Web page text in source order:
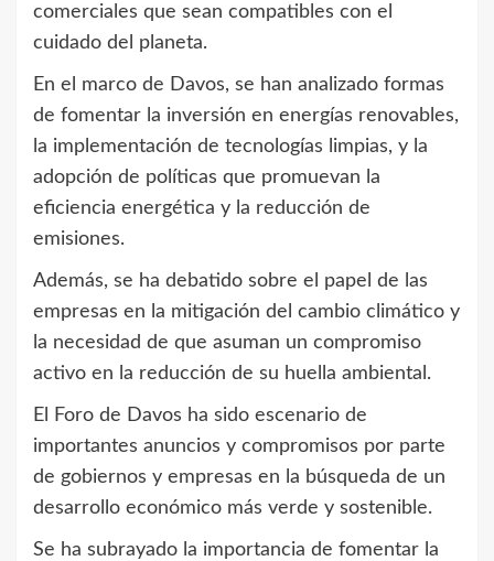
comerciales que sean compatibles con el
cuidado del planeta.
En el marco de Davos, se han analizado formas
de fomentar la inversión en energías renovables,
la implementación de tecnologías limpias, y la
adopción de políticas que promuevan la
eficiencia energética y la reducción de
emisiones.
Además, se ha debatido sobre el papel de las
empresas en la mitigación del cambio climático y
la necesidad de que asuman un compromiso
activo en la reducción de su huella ambiental.
El Foro de Davos ha sido escenario de
importantes anuncios y compromisos por parte
de gobiernos y empresas en la búsqueda de un
desarrollo económico más verde y sostenible.
Se ha subrayado la importancia de fomentar la